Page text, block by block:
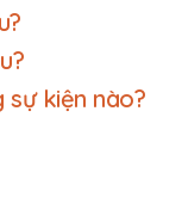
sự kiện nào?